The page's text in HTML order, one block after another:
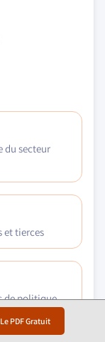
PDF Gratuit
du secteur
et tierces
de politique